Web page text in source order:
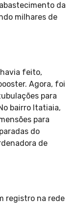
da
milhares de
havia feito,
Agora, foi
para
bairro Itatiaia,
para
do
de
registro na rede